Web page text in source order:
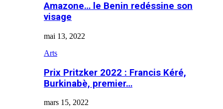
Amazone… le Benin redéssine son
visage
mai 13, 2022
Arts
Prix Pritzker 2022 : Francis Kéré,
Burkinabè, premier…
mars 15, 2022